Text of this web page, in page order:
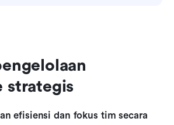
strategis
efisiensi dan fokus tim secara